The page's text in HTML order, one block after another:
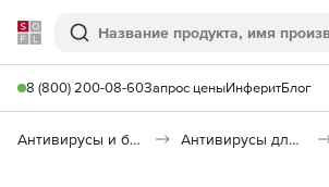
Softline
Поиск
8 (800) 200-08-60Запрос ценыИнферитБлог
Антивирусы и безопасность Антивирусы для организаций